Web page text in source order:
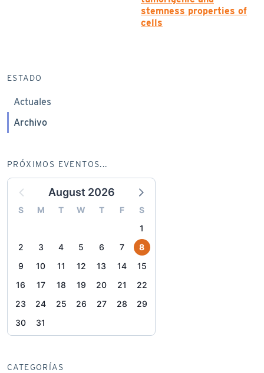
stemness properties of
cells
ESTADO
Actuales
Archivo
PRÓXIMOS EVENTOS...
August 2026
S M T W T F
S
1
2
3 4 5 6 7
8
9
10 11 12 13 14
15
16
17 18 19 20 21
22
23
24 25 26 27 28
29
30
31
CATEGORÍAS